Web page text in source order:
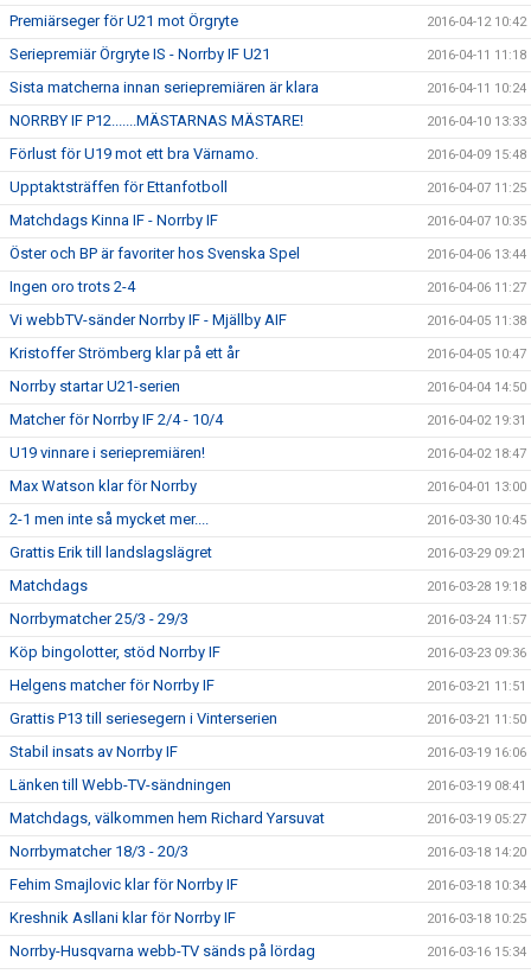
Premiärseger för U21 mot Örgryte 2016-04-12 10:42
Seriepremiär Örgryte IS - Norrby IF U21 2016-04-11 11:18
Sista matcherna innan seriepremiären är klara 2016-04-11 10:24
NORRBY IF P12.......MÄSTARNAS MÄSTARE! 2016-04-10 13:33
Förlust för U19 mot ett bra Värnamo. 2016-04-09 15:48
Upptaktsträffen för Ettanfotboll 2016-04-07 11:25
Matchdags Kinna IF - Norrby IF 2016-04-07 10:35
Öster och BP är favoriter hos Svenska Spel 2016-04-06 13:44
Ingen oro trots 2-4 2016-04-06 11:27
Vi webbTV-sänder Norrby IF - Mjällby AIF 2016-04-05 11:38
Kristoffer Strömberg klar på ett år 2016-04-05 10:47
Norrby startar U21-serien 2016-04-04 14:50
Matcher för Norrby IF 2/4 - 10/4 2016-04-02 19:31
U19 vinnare i seriepremiären! 2016-04-02 18:47
Max Watson klar för Norrby 2016-04-01 13:00
2-1 men inte så mycket mer.... 2016-03-30 10:45
Grattis Erik till landslagslägret 2016-03-29 09:21
Matchdags 2016-03-28 19:18
Norrbymatcher 25/3 - 29/3 2016-03-24 11:57
Köp bingolotter, stöd Norrby IF 2016-03-23 09:36
Helgens matcher för Norrby IF 2016-03-21 11:51
Grattis P13 till seriesegern i Vinterserien 2016-03-21 11:50
Stabil insats av Norrby IF 2016-03-19 16:06
Länken till Webb-TV-sändningen 2016-03-19 08:41
Matchdags, välkommen hem Richard Yarsuvat 2016-03-19 05:27
Norrbymatcher 18/3 - 20/3 2016-03-18 14:20
Fehim Smajlovic klar för Norrby IF 2016-03-18 10:34
Kreshnik Asllani klar för Norrby IF 2016-03-18 10:25
Norrby-Husqvarna webb-TV sänds på lördag 2016-03-16 15:34